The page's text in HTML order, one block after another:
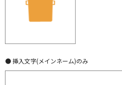
● 挿入文字(メインネーム)のみ